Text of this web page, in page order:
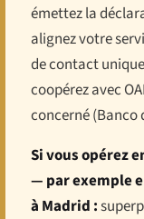
émettez la
alignez votre
de contact
coopérez avec
concerné (Banco
Si vous opérez
— par exemple
à Madrid :